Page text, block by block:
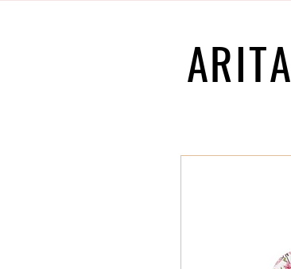
ARITA